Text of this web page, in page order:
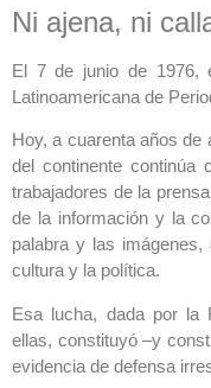
Ni ajena, ni
El 7 de junio de 1976,
Latinoamericana de
Hoy, a cuarenta años de
del continente continúa
trabajadores de la
de la información y la
palabra y las
cultura y la política.
Esa lucha, dada por la
ellas, constituyó –y
evidencia de defensa